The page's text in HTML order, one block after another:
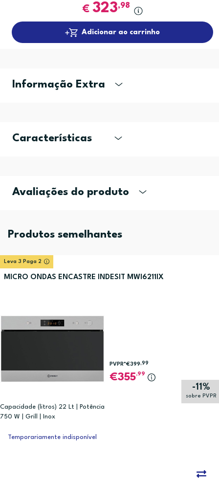
€ 323,98
Adicionar ao carrinho
Informação Extra
Características
Avaliações do produto
Produtos semelhantes
Leva 3 Paga 2
MICRO ONDAS ENCASTRE INDESIT MWI6211IX
Capacidade (litros) 22 Lt | Potência
750 W | Grill | Inox
-11%
sobre PVPR
PVPR*€399 ,99
355,99
Temporariamente indisponível